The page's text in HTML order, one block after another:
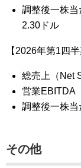
調整後一株
2.30ドル
【2026年第1四半
総売上（Net
営業EBITDA
調整後一株
その他